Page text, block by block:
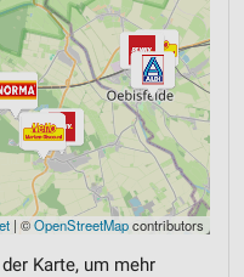
| ©OpenStreetMapcontributors
Karte, um mehr